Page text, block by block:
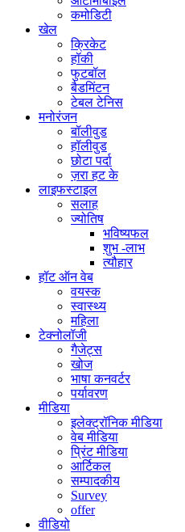
कमोडिटी
खेल
क्रिकेट
हॉकी
फुटबॉल
बैडमिंटन
टेबल टेनिस
मनोरंजन
बॉलीवुड
हॉलीवुड
छोटा पर्दा
ज़रा हट के
लाइफस्टाइल
सलाह
ज्योतिष
भविष्यफल
शुभ -लाभ
त्यौहार
हॉट ऑन वेब
वयस्क
स्वास्थ्य
महिला
टेक्नोलॉजी
गैजेट्स
खोज
भाषा कनवर्टर
पर्यावरण
मीडिया
इलेक्ट्रॉनिक मीडिया
वेब मीडिया
प्रिंट मीडिया
आर्टिकल
सम्पादकीय
Survey
offer
वीडियो